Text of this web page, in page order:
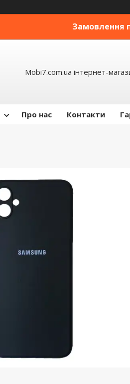
Замовлення
Mobi7.com.ua інтернет-
Про нас Контакти